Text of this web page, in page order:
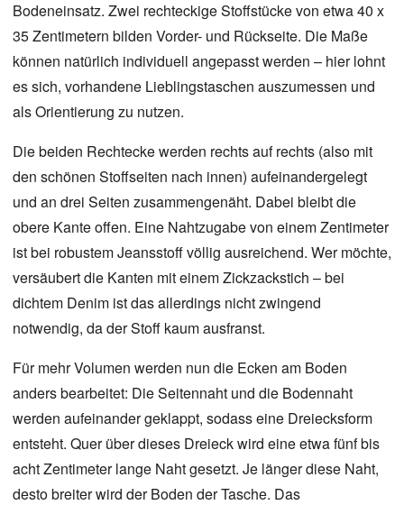
Bodeneinsatz. Zwei rechteckige Stoffstücke von etwa 40 x
35 Zentimetern bilden Vorder- und Rückseite. Die Maße
können natürlich individuell angepasst werden – hier lohnt
es sich, vorhandene Lieblingstaschen auszumessen und
als Orientierung zu nutzen.
Die beiden Rechtecke werden rechts auf rechts (also mit
den schönen Stoffseiten nach innen) aufeinandergelegt
und an drei Seiten zusammengenäht. Dabei bleibt die
obere Kante offen. Eine Nahtzugabe von einem Zentimeter
ist bei robustem Jeansstoff völlig ausreichend. Wer möchte,
versäubert die Kanten mit einem Zickzackstich – bei
dichtem Denim ist das allerdings nicht zwingend
notwendig, da der Stoff kaum ausfranst.
Für mehr Volumen werden nun die Ecken am Boden
anders bearbeitet: Die Seitennaht und die Bodennaht
werden aufeinander geklappt, sodass eine Dreiecksform
entsteht. Quer über dieses Dreieck wird eine etwa fünf bis
acht Zentimeter lange Naht gesetzt. Je länger diese Naht,
desto breiter wird der Boden der Tasche. Das